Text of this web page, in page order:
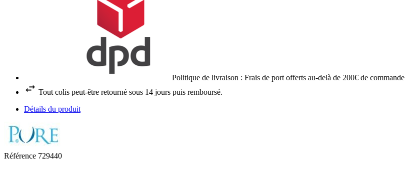
Politique de livraison : Frais de port offerts au-delà de 200€ de commande
Tout colis peut-être retourné sous 14 jours puis remboursé.
Détails du produit
Référence 729440